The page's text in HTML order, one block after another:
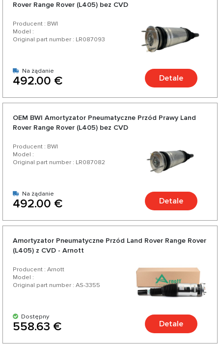
Rover Range Rover (L405) bez CVD
Producent : BWI
Model :
Original part number : LR087093
Na żądanie
492.00 € Detale
OEM BWI Amortyzator Pneumatyczne Przód Prawy Land
Rover Range Rover (L405) bez CVD
Producent : BWI
Model :
Original part number : LR087082
Na żądanie
492.00 € Detale
Amortyzator Pneumatyczne Przód Land Rover Range Rover
(L405) z CVD - Arnott
Producent : Arnott
Model :
Original part number : AS-3355
Dostępny
558.63 € Detale